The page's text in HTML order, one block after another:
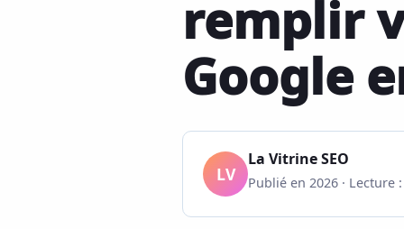
Webdesign
Référencement SEO
Audit, sémantique,
Suivi & maintenance
Sécurité, perf + contenu
Nos
Blog
Contact
Décrivez
remplir
Google
LV
La Vitrine SEO
Publié en 2026 · Lecture